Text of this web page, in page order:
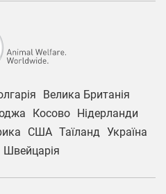
Велика Британія
Косово
Нідерланди
США Таїланд Україна
Швейцарія